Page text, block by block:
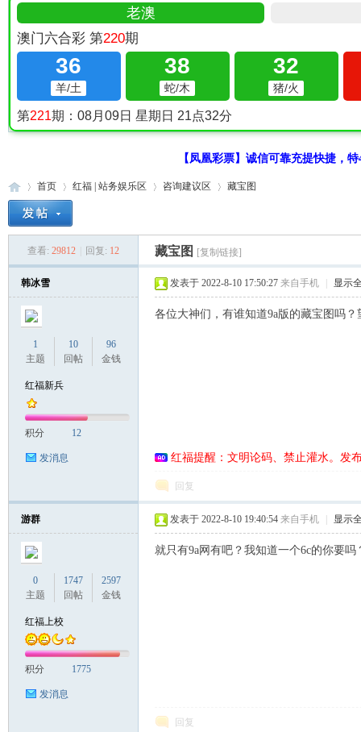
【凤凰彩票】诚信可靠充提快捷，
首页
›
红福 | 站务娱乐区 咨询建议区
›
藏宝图
查看: 29812 回复: 12 藏宝图 [复制链接]
韩冰雪
1
主题
10
回帖
96
金钱
红福新兵
积分 12
发消息
发表于 2022-8-10 17:50:27 来自手机 显示
各位大神们，有谁知道9a版的藏宝图吗
红福提醒：文明论码、禁止灌水。发
回复
游群
0
主题
1747
回帖
2597
金钱
红福上校
积分 1775
发消息
发表于 2022-8-10 19:40:54 来自手机 显示
就只有9a网有吧？我知道一个6c的你要吗
回复